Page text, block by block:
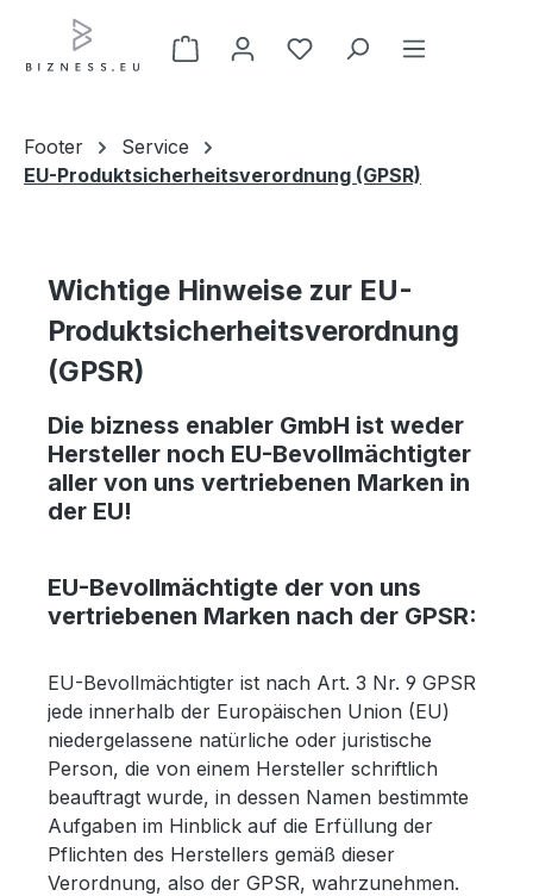
Zum Hauptinhalt springen
Footer
Service
EU-Produktsicherheitsverordnung (GPSR)
Wichtige Hinweise zur EU-
Produktsicherheitsverordnung
(GPSR)
Die bizness enabler GmbH ist weder
Hersteller noch EU-Bevollmächtigter
aller von uns vertriebenen Marken in
der EU!
EU-Bevollmächtigte der von uns
vertriebenen Marken nach der GPSR:
EU-Bevollmächtigter ist nach Art. 3 Nr. 9 GPSR
jede innerhalb der Europäischen Union (EU)
niedergelassene natürliche oder juristische
Person, die von einem Hersteller schriftlich
beauftragt wurde, in dessen Namen bestimmte
Aufgaben im Hinblick auf die Erfüllung der
Pflichten des Herstellers gemäß dieser
Verordnung, also der GPSR, wahrzunehmen.